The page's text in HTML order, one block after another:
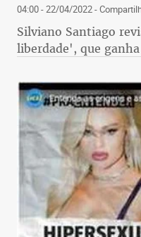
04:00 - 22/04/2022-
Silviano Santiago
liberdade', que